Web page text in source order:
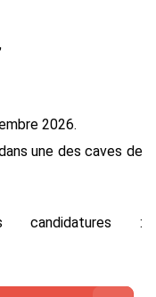
2026.
une des caves de
candidatures :